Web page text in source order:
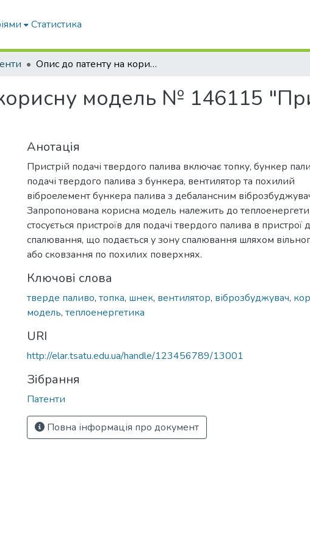
Статистика
Опис до патенту на корисну модель № 146115 "Пристрій подачі твердого палива"
модель № 146115
Анотація
Пристрій подачі твердого палива включає топку, бункер
подачі твердого палива з бункера, вентилятор та похилий
віброелемент бункера палива з дебалансним
Запропонована корисна модель належить до
стосується пристроїв для подачі твердого палива в пристрої
спалювання, що подається у зону спалювання шляхом
або сковзання по похилих поверхнях.
Ключові слова
тверде паливо, топка, шнек, вентилятор, віброзбуджувач,
модель, теплоенергетика
URI
http://elar.tsatu.edu.ua/handle/123456789/13001
Зібрання
Патенти
Повна інформація про документ